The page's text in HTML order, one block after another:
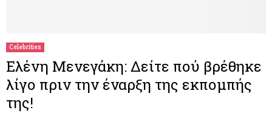
Celebrities
Ελένη Μενεγάκη: Δείτε πού βρέθηκε
λίγο πριν την έναρξη της εκπομπής
της!